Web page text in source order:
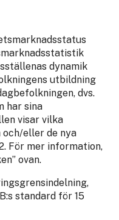
dynamik
utbildning
dvs.
har sina
visar vilka
eller de nya
För mer information,
ovan.
standard för 15